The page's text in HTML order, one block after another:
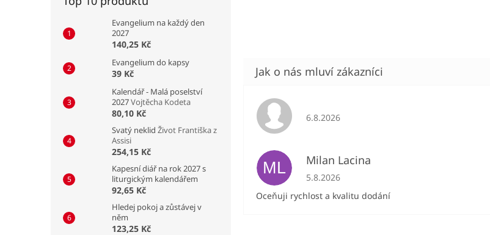
Evangelium na každý den
2027
140,25 Kč
Evangelium do kapsy
39 Kč
Kalendář - Malá poselství
2027Vojtěcha Kodeta
80,10 Kč
Svatý neklid Život Františka z
Assisi
254,15 Kč
Kapesní diář na rok 2027 s
liturgickým kalendářem
92,65 Kč
Hledej pokoj a zůstávej v
něm
123,25 Kč
Hodnocení obchodu je 5 z 5 hvězdiček.
6.8.2026
ML Milan Lacina
Hodnocení obchodu je 5 z 5 hvězdiček.
5.8.2026
Oceňuji rychlost a kvalitu dodání